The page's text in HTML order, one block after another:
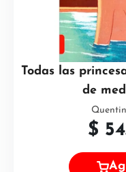
Todas las
de
$